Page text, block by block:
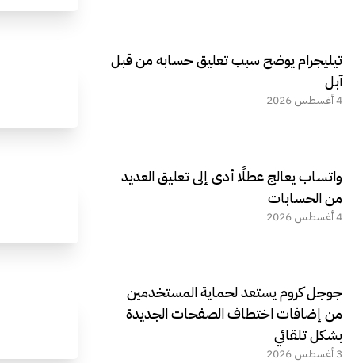
تيليجرام يوضح سبب تعليق حسابه من قبل
آبل
4 أغسطس 2026
واتساب يعالج عطلًا أدى إلى تعليق العديد
من الحسابات
4 أغسطس 2026
جوجل كروم يستعد لحماية المستخدمين
من إضافات اختطاف الصفحات الجديدة
بشكل تلقائي
3 أغسطس 2026